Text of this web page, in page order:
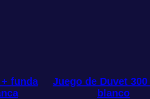
funda
Juego de Duvet
blanco